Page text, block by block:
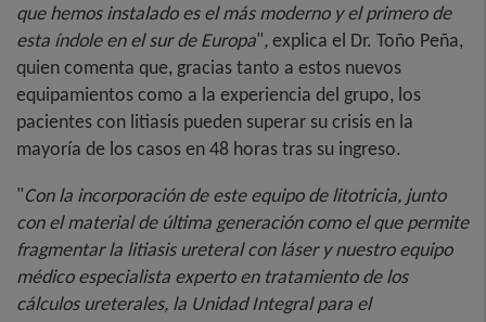
que hemos instalado es el más moderno y el primero de
esta índole en el sur de Europa",explica el Dr. Toño Peña,
quien comenta que, gracias tanto a estos nuevos
equipamientos como a la experiencia del grupo, los
pacientes con litiasis pueden superar su crisis en la
mayoría de los casos en 48 horas tras su ingreso.
"Con la incorporación de este equipo de litotricia, junto
con el material de última generación como el que permite
fragmentar la litiasis ureteral con láser y nuestro equipo
médico especialista experto en tratamiento de los
cálculos ureterales, la Unidad Integral para el